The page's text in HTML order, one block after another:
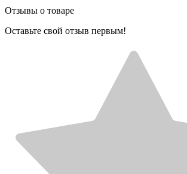
Отзывы о товаре
Оставьте свой отзыв первым!